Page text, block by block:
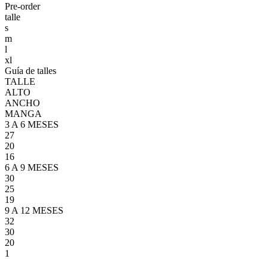
Pre-order
talle
s
m
l
xl
Guía de talles
TALLE
ALTO
ANCHO
MANGA
3 A 6 MESES
27
20
16
6 A 9 MESES
30
25
19
9 A 12 MESES
32
30
20
1